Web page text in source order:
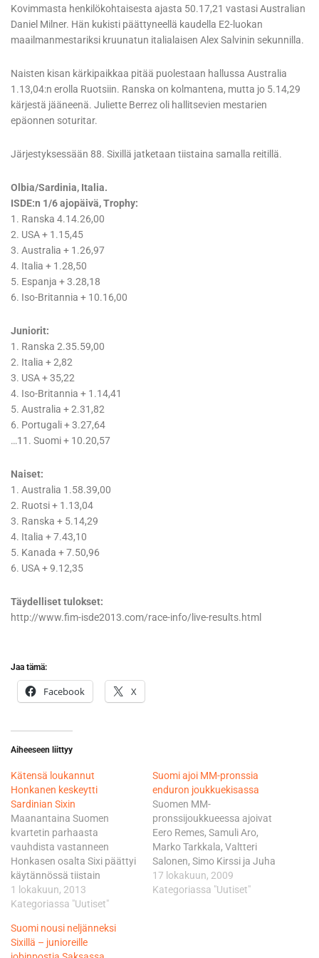
Kovimmasta henkilökohtaisesta ajasta 50.17,21 vastasi Australian
Daniel Milner. Hän kukisti päättyneellä kaudella E2-luokan
maailmanmestariksi kruunatun italialaisen Alex Salvinin sekunnilla.
Naisten kisan kärkipaikkaa pitää puolestaan hallussa Australia
1.13,04:n erolla Ruotsiin. Ranska on kolmantena, mutta jo 5.14,29
kärjestä jääneenä. Juliette Berrez oli hallitsevien mestarien
epäonnen soturitar.
Järjestyksessään 88. Sixillä jatketaan tiistaina samalla reitillä.
Olbia/Sardinia, Italia.
ISDE:n 1/6 ajopäivä, Trophy:
1. Ranska 4.14.26,00
2. USA + 1.15,45
3. Australia + 1.26,97
4. Italia + 1.28,50
5. Espanja + 3.28,18
6. Iso-Britannia + 10.16,00
Juniorit:
1. Ranska 2.35.59,00
2. Italia + 2,82
3. USA + 35,22
4. Iso-Britannia + 1.14,41
5. Australia + 2.31,82
6. Portugali + 3.27,64
…11. Suomi + 10.20,57
Naiset:
1. Australia 1.58.39,00
2. Ruotsi + 1.13,04
3. Ranska + 5.14,29
4. Italia + 7.43,10
5. Kanada + 7.50,96
6. USA + 9.12,35
Täydelliset tulokset:
http://www.fim-isde2013.com/race-info/live-results.html
Jaa tämä:
Facebook X
Aiheeseen liittyy
Kätensä loukannut
Honkanen keskeytti
Sardinian Sixin
Maanantaina Suomen
kvartetin parhaasta
vauhdista vastanneen
Honkasen osalta Sixi päättyi
käytännössä tiistain
ensimmäisellä
maastokokeella, vaikka hän
sinnikkäästi matkantekoa. -
Honkanen kaatui ja satutti
1 lokakuun, 2013
Kategoriassa "Uutiset"
Suomi ajoi MM-pronssia
enduron joukkuekisassa
Suomen MM-
pronssijoukkueessa ajoivat
Eero Remes, Samuli Aro,
Marko Tarkkala, Valtteri
Salonen, Simo Kirssi ja Juha
Salminen, jonka matkanteko
tosin päättyi keskeytykseen
17 lokakuun, 2009
Kategoriassa "Uutiset"
Suomi nousi neljänneksi
Sixillä – junioreille